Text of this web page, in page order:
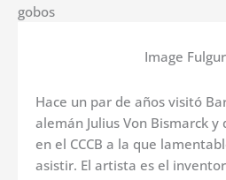
Image
Hace un par de años visitó
alemán Julius Von Bismarck
en el CCCB a la que
asistir. El artista es el